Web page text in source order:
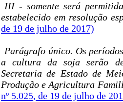
III - somente será
estabelecido em resolução
de 19 de julho de 2017)
Parágrafo único. Os
a cultura da soja serão
Secretaria de Estado de
Produção e Agricultura
nº 5.025, de 19 de julho de